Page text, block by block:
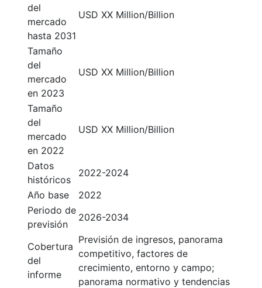
del
mercado
hasta 2031
USD XX Million/Billion
Tamaño
del
mercado
en 2023
USD XX Million/Billion
Tamaño
del
mercado
en 2022
USD XX Million/Billion
Datos
históricos
2022-2024
Año base
2022
Periodo de
previsión
2026-2034
Cobertura
del
informe
Previsión de ingresos, panorama
competitivo, factores de
crecimiento, entorno y campo;
panorama normativo y tendencias